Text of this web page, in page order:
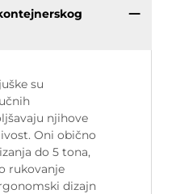
su
njihove
Oni obično
do 5 tona,
rukovanje
dizajn